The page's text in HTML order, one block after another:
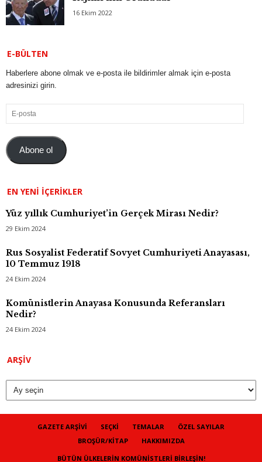
16 Ekim 2022
E-BÜLTEN
Haberlere abone olmak ve e-posta ile bildirimler almak için e-posta
adresinizi girin.
E-
posta
Abone ol
EN YENI İÇERIKLER
Yüz yıllık Cumhuriyet’in Gerçek Mirası Nedir?
29 Ekim 2024
Rus Sosyalist Federatif Sovyet Cumhuriyeti Anayasası,
10 Temmuz 1918
24 Ekim 2024
Komünistlerin Anayasa Konusunda Referansları
Nedir?
24 Ekim 2024
ARŞIV
GAZETE ARŞIVI SEÇKI TEMALAR
ÖZEL SAYILAR
BROŞÜR/KITAP
HAKKIMIZDA
BÜTÜN ÜLKELERIN KOMÜNISTLERI BIRLEŞIN!